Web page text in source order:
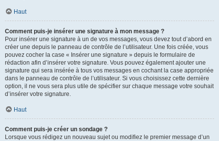
Haut
Comment puis-je insérer une signature à mon message ?
Pour insérer une signature à un de vos messages, vous devez tout d’abord en
créer une depuis le panneau de contrôle de l’utilisateur. Une fois créée, vous
pouvez cocher la case « Insérer une signature » depuis le formulaire de
rédaction afin d’insérer votre signature. Vous pouvez également ajouter une
signature qui sera insérée à tous vos messages en cochant la case appropriée
dans le panneau de contrôle de l’utilisateur. Si vous choisissez cette dernière
option, il ne vous sera plus utile de spécifier sur chaque message votre souhait
d’insérer votre signature.
Haut
Comment puis-je créer un sondage ?
Lorsque vous rédigez un nouveau sujet ou modifiez le premier message d’un